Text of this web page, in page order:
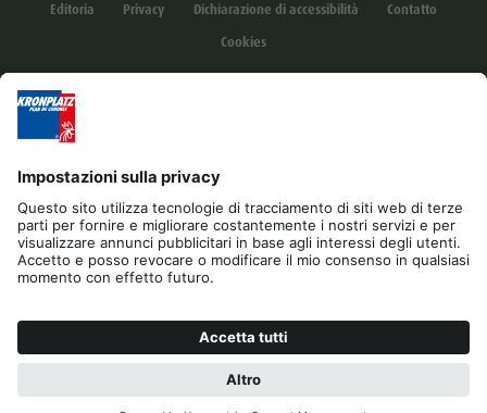
Editoria Privacy Dichiarazione di accessibilità
Contatto
Cookies